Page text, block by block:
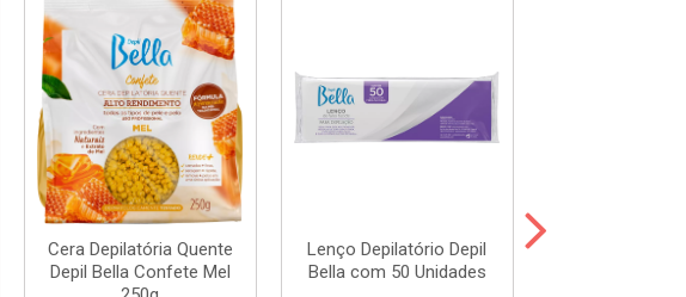
Cera Depilatória Quente
Depil Bella Confete Mel
Lenço Depilatório Depil
Bella com 50 Unidades